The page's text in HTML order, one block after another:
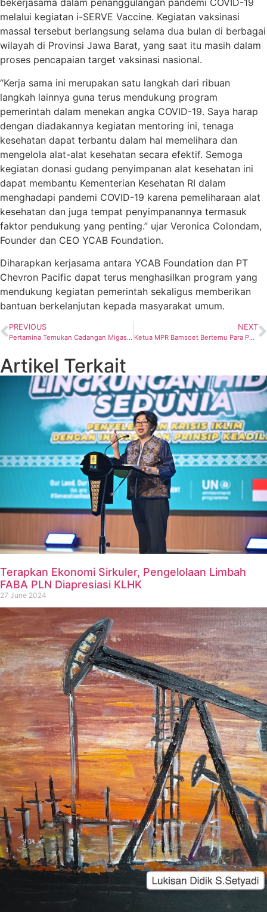
bekerjasama dalam penanggulangan pandemi COVID-19
melalui kegiatan i-SERVE Vaccine. Kegiatan vaksinasi
massal tersebut berlangsung selama dua bulan di berbagai
wilayah di Provinsi Jawa Barat, yang saat itu masih dalam
proses pencapaian target vaksinasi nasional.
“Kerja sama ini merupakan satu langkah dari ribuan
langkah lainnya guna terus mendukung program
pemerintah dalam menekan angka COVID-19. Saya harap
dengan diadakannya kegiatan mentoring ini, tenaga
kesehatan dapat terbantu dalam hal memelihara dan
mengelola alat-alat kesehatan secara efektif. Semoga
kegiatan donasi gudang penyimpanan alat kesehatan ini
dapat membantu Kementerian Kesehatan RI dalam
menghadapi pandemi COVID-19 karena pemeliharaan alat
kesehatan dan juga tempat penyimpanannya termasuk
faktor pendukung yang penting.” ujar Veronica Colondam,
Founder dan CEO YCAB Foundation.
Diharapkan kerjasama antara YCAB Foundation dan PT
Chevron Pacific dapat terus menghasilkan program yang
mendukung kegiatan pemerintah sekaligus memberikan
bantuan berkelanjutan kepada masyarakat umum.
PREVIOUS
Pertamina Temukan Cadangan Migas Baru di Sumatera Selatan
NEXT
Ketua MPR Bamsoet Bertemu Para Pengusaha Korsel. Ada apa?
Artikel Terkait
Terapkan Ekonomi Sirkuler, Pengelolaan Limbah
FABA PLN Diapresiasi KLHK
27 June 2024